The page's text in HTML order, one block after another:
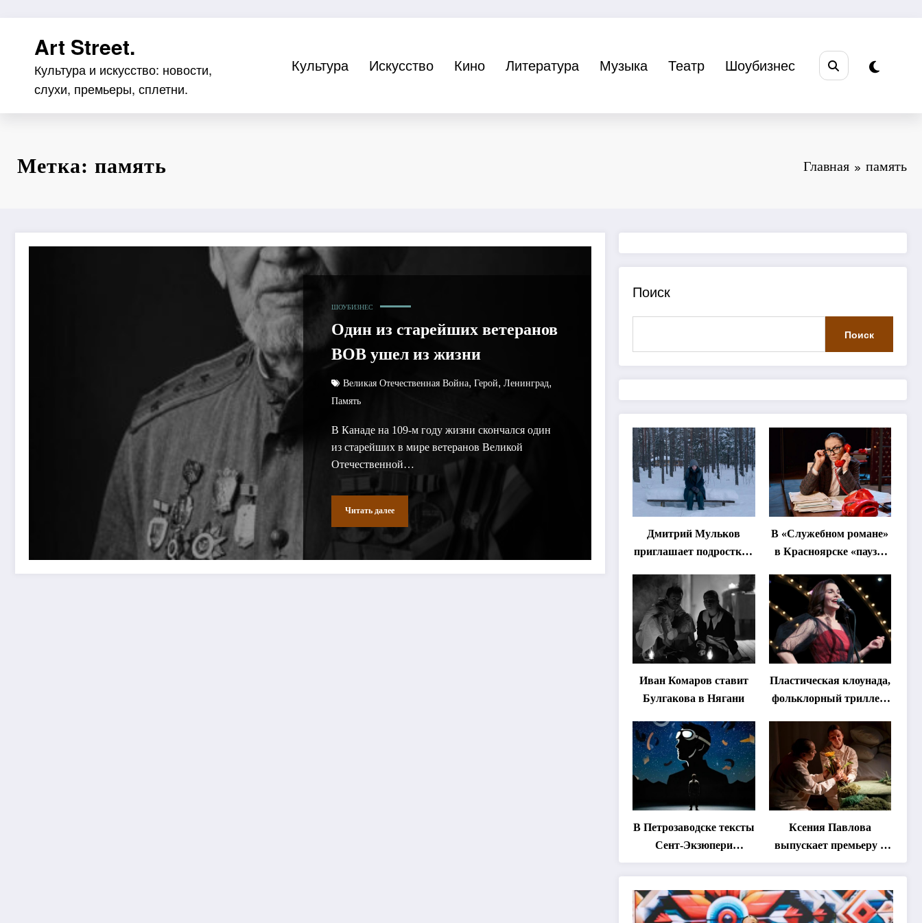
содержимомуArt Street.
Культура и искусство: новости,
слухи, премьеры, сплетни.
Культура Искусство Кино Литература Музыка Театр Шоубизнес
Метка: память Главная память
ШОУБИЗНЕС
Один из старейших ветеранов
ВОВ ушел из жизни
Великая Отечественная Война, Герой, Ленинград,
Память
В Канаде на 109-м году жизни скончался один
из старейших в мире ветеранов Великой
Отечественной…
Читать далее
Поиск
Поиск
Дмитрий Мульков
приглашает подростков
«спектакль-
солостальгию»
В «Служебном романе»
в Красноярске «паузы
Иван Комаров ставит
Булгакова в Нягани
Пластическая клоунада,
фольклорный триллер,
Что покажут на втором
этапе фестиваля
«Монокль»
В Петрозаводске тексты
Сент-Экзюпери
переведут на язык
хореографии
Ксения Павлова
выпускает премьеру о
дружбе сурка и